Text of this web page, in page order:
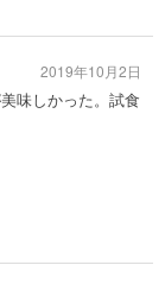
味しかった。試食
2019年10月2日